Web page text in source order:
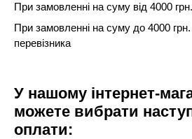
При замовленні на суму від 4000
При замовленні на суму до 4000
перевізника
У нашому інтернет-
можете вибрати
оплати: